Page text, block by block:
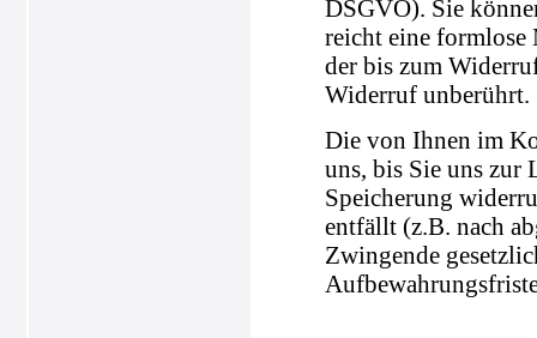
DSGVO). Sie
reicht eine
der bis zum
Widerruf unberührt.
Die von Ihnen im
uns, bis Sie uns
Speicherung
entfällt (z.B. nach
Zwingende